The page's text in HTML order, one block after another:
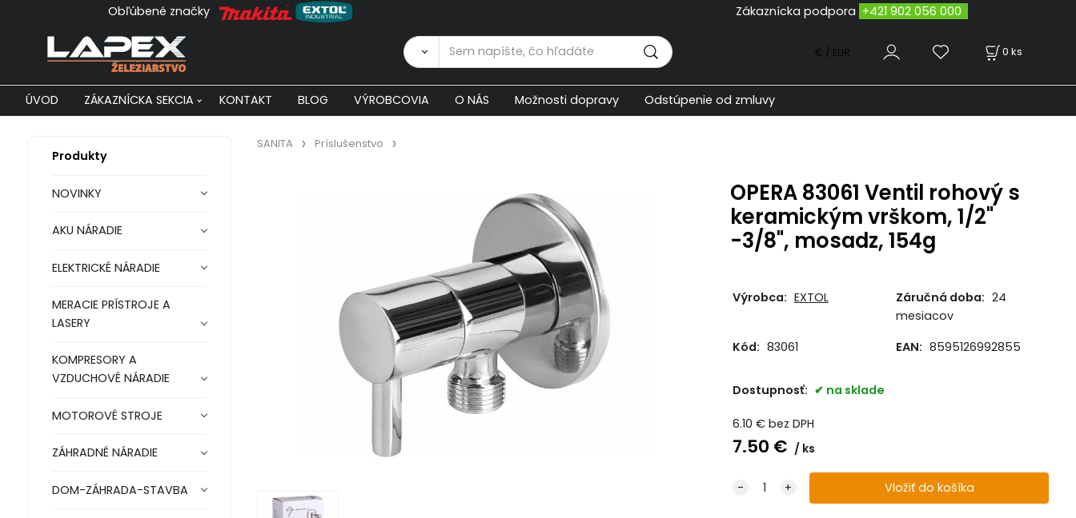
Obľúbené značky Zákaznícka podpora +421 902 056 000
0 ks
€ / EUR
ÚVOD ZÁKAZNÍCKA SEKCIA KONTAKT BLOG VÝROBCOVIA O NÁS Možnosti dopravy Odstúpenie od zmluvy
Produkty
NOVINKY
AKU NÁRADIE
ELEKTRICKÉ NÁRADIE
MERACIE PRÍSTROJE A
LASERY
KOMPRESORY A
VZDUCHOVÉ NÁRADIE
MOTOROVÉ STROJE
ZÁHRADNÉ NÁRADIE
DOM-ZÁHRADA-STAVBA
SANITA Príslušenstvo
OPERA 83061 Ventil rohový s
keramickým vrškom, 1/2"
-3/8", mosadz, 154g
Výrobca: EXTOL Záručná doba: 24
mesiacov
Kód: 83061 EAN: 8595126992855
Dostupnosť: na sklade
6.10 € bez DPH
7.50 € ks